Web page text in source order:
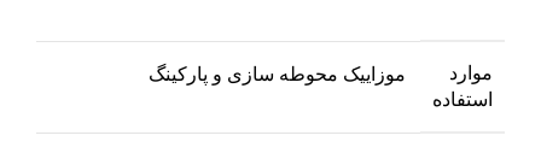
موارد
استفاده
موزاییک محوطه سازی و پارکینگ